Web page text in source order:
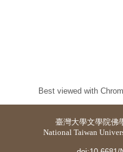
Best viewed with
臺灣大學文學院佛
National Taiwan